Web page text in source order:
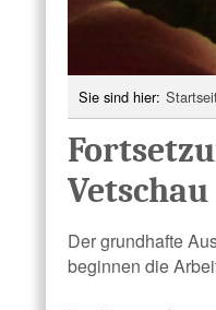
Sie sind hier:
Vetschau
Der grundhafte
beginnen die